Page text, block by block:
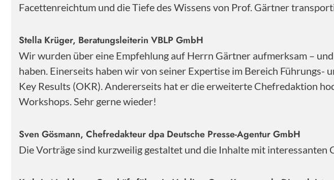
Facettenreichtum und die Tiefe des Wissens von Prof. Gärtner
Stella Krüger, Beratungsleiterin VBLP GmbH
Wir wurden über eine Empfehlung auf Herrn Gärtner aufmerksam –
haben. Einerseits haben wir von seiner Expertise im Bereich
Key Results (OKR). Andererseits hat er die erweiterte Chefredaktion
Workshops. Sehr gerne wieder!
Sven Gösmann, Chefredakteur dpa Deutsche Presse-Agentur GmbH
Die Vorträge sind kurzweilig gestaltet und die Inhalte mit interessanten